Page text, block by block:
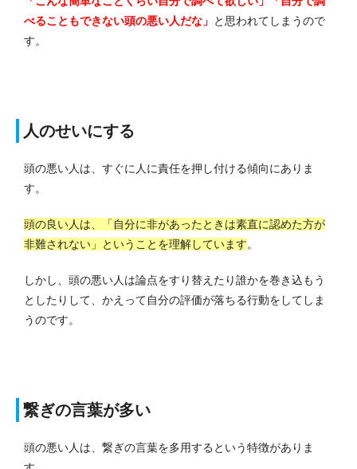
べることもできない頭の悪い人だな」 と思われてしまうので
す。
人のせいにする
頭の悪い人は、すぐに人に責任を押し付ける傾向にありま
す。
頭の良い人は、「自分に非があったときは素直に認めた方が
非難されない」ということを理解しています。
しかし、頭の悪い人は論点をすり替えたり誰かを巻き込もう
としたりして、かえって自分の評価が落ちる行動をしてしま
うのです。
繋ぎの言葉が多い
頭の悪い人は、繋ぎの言葉を多用するという特徴がありま